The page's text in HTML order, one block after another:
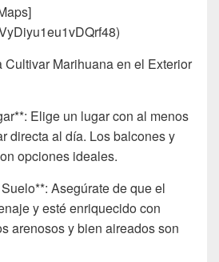
Marihuana en el Exterior
Elige un lugar con al menos
directa al día. Los balcones y
opciones ideales.
Asegúrate de que el
y esté enriquecido con
arenosos y bien aireados son